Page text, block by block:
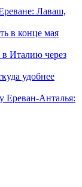
Лаваш,
в конце мая
Италию через
удобнее
Ереван-Анталья: